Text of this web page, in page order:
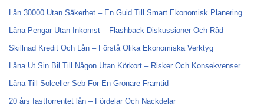
Lån 30000 Utan Säkerhet – En Guid Till Smart Ekonomisk Planering
Låna Pengar Utan Inkomst – Flashback Diskussioner Och Råd
Skillnad Kredit Och Lån – Förstå Olika Ekonomiska Verktyg
Låna Ut Sin Bil Till Någon Utan Körkort – Risker Och Konsekvenser
Låna Till Solceller Seb För En Grönare Framtid
20 års fastforrentet lån – Fördelar Och Nackdelar